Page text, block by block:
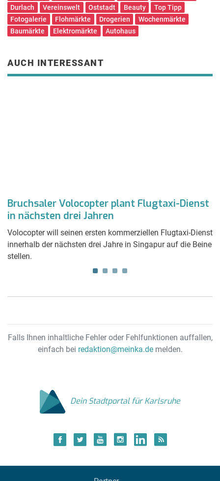
Durlach
Vereinswelt Oststadt Beauty
Top Tipp
Fotogalerie
Flohmärkte Drogerien
Wochenmärkte
Baumärkte
Elektromärkte Autohaus
AUCH INTERESSANT
Bruchsaler Volocopter plant Flugtaxi-Dienst
in nächsten drei Jahren
Volocopter will seinen ersten kommerziellen Flugtaxi-Dienst
innerhalb der nächsten drei Jahre in Singapur auf die Beine
stellen.
Falls Ihnen inhaltliche Fehler oder Fehlfunktionen auffallen,
einfach bei redaktion@meinka.demelden.
Dein Stadtportal für Karlsruhe